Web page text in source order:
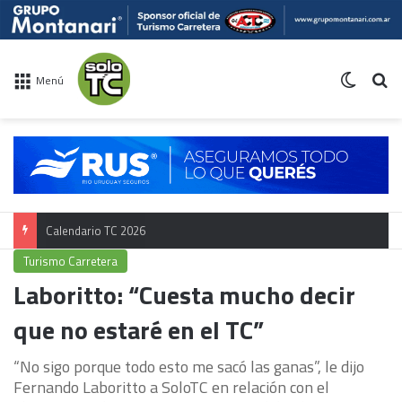
Menú
Calendario TC 2026
Turismo Carretera
Laboritto: “Cuesta mucho decir
que no estaré en el TC”
“No sigo porque todo esto me sacó las ganas”, le dijo
Fernando Laboritto a SoloTC en relación con el